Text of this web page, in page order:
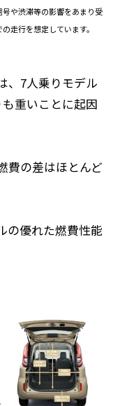
や渋滞等の影響をあまり受
走行を想定しています。
、7人乗りモデル
重いことに起因
費の差はほとんど
の優れた燃費性能